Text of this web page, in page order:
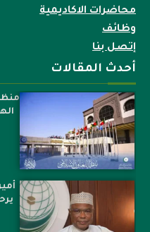
محاضرات الاكاديمية
وظائف
إتصل بنا
أحدث المقالات